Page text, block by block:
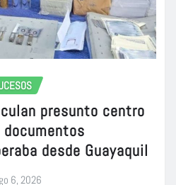
presunto centro
desde Guayaquil
6, 2026